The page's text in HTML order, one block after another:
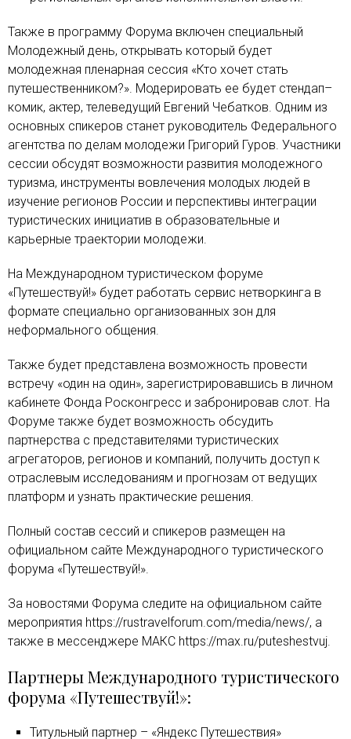
Также в программу Форума включен специальный
Молодежный день, открывать который будет
молодежная пленарная сессия «Кто хочет стать
путешественником?». Модерировать ее будет стендап–
комик, актер, телеведущий Евгений Чебатков. Одним из
основных спикеров станет руководитель Федерального
агентства по делам молодежи Григорий Гуров. Участники
сессии обсудят возможности развития молодежного
туризма, инструменты вовлечения молодых людей в
изучение регионов России и перспективы интеграции
туристических инициатив в образовательные и
карьерные траектории молодежи.
На Международном туристическом форуме
«Путешествуй!» будет работать сервис нетворкинга в
формате специально организованных зон для
неформального общения.
Также будет представлена возможность провести
встречу «один на один», зарегистрировавшись в личном
кабинете Фонда Росконгресс и забронировав слот. На
Форуме также будет возможность обсудить
партнерства с представителями туристических
агрегаторов, регионов и компаний, получить доступ к
отраслевым исследованиям и прогнозам от ведущих
платформ и узнать практические решения.
Полный состав сессий и спикеров размещен на
официальном сайте Международного туристического
форума «Путешествуй!».
За новостями Форума следите на официальном сайте
мероприятия https://rustravelforum.com/media/news/, а
также в мессенджере МАКС https://max.ru/puteshestvuj.
Партнеры Международного туристического
форума «Путешествуй!»:
Титульный партнер – «Яндекс Путешествия»